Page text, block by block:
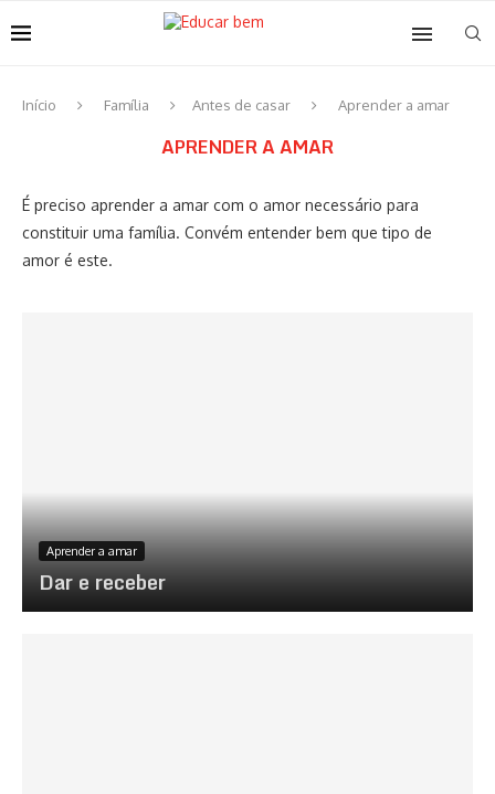
Início Família Antes de casar Aprender a amar
APRENDER A AMAR
É preciso aprender a amar com o amor necessário para
constituir uma família. Convém entender bem que tipo de
amor é este.
Aprender a amar
Dar e receber